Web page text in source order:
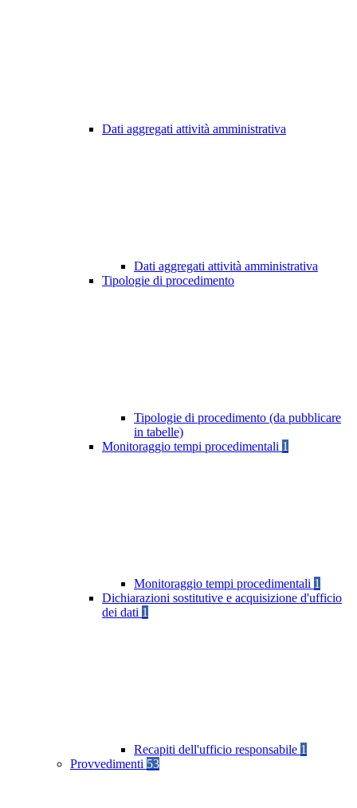
Dati aggregati attività amministrativa
Dati aggregati attività amministrativa
Tipologie di procedimento
Tipologie di procedimento (da pubblicare
in tabelle)
Monitoraggio tempi procedimentali 1
Monitoraggio tempi procedimentali 1
Dichiarazioni sostitutive e acquisizione d'ufficio
dei dati 1
Recapiti dell'ufficio responsabile 1
Provvedimenti 53